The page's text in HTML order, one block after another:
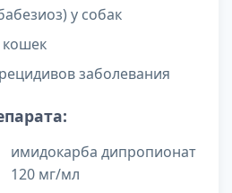
у собак
кошек
заболевания
имидокарба дипропионат
120 мг/мл